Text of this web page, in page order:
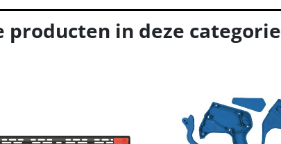
producten in deze categorie